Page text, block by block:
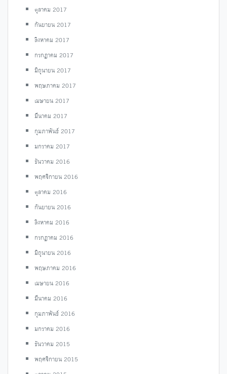
ตุลาคม 2017
กันยายน 2017
สิงหาคม 2017
กรกฎาคม 2017
มิถุนายน 2017
พฤษภาคม 2017
เมษายน 2017
มีนาคม 2017
กุมภาพันธ์ 2017
มกราคม 2017
ธันวาคม 2016
พฤศจิกายน 2016
ตุลาคม 2016
กันยายน 2016
สิงหาคม 2016
กรกฎาคม 2016
มิถุนายน 2016
พฤษภาคม 2016
เมษายน 2016
มีนาคม 2016
กุมภาพันธ์ 2016
มกราคม 2016
ธันวาคม 2015
พฤศจิกายน 2015